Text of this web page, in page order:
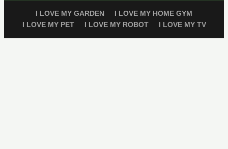
I LOVE MY GARDEN
I LOVE MY HOME GYM
I LOVE MY PET
I LOVE MY ROBOT I LOVE MY TV